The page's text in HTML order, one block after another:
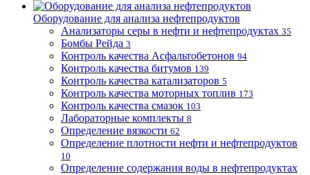
Оборудование для анализа нефтепродуктов
Анализаторы серы в нефти и нефтепродуктах 35
Бомбы Рейда 3
Контроль качества Асфальтобетонов 94
Контроль качества битумов 139
Контроль качества катализаторов 5
Контроль качества моторных топлив 173
Контроль качества смазок 103
Лабораторные комплекты 8
Определение вязкости 62
Определение плотности нефти и нефтепродуктов
10
Определение содержания воды в нефтепродуктах